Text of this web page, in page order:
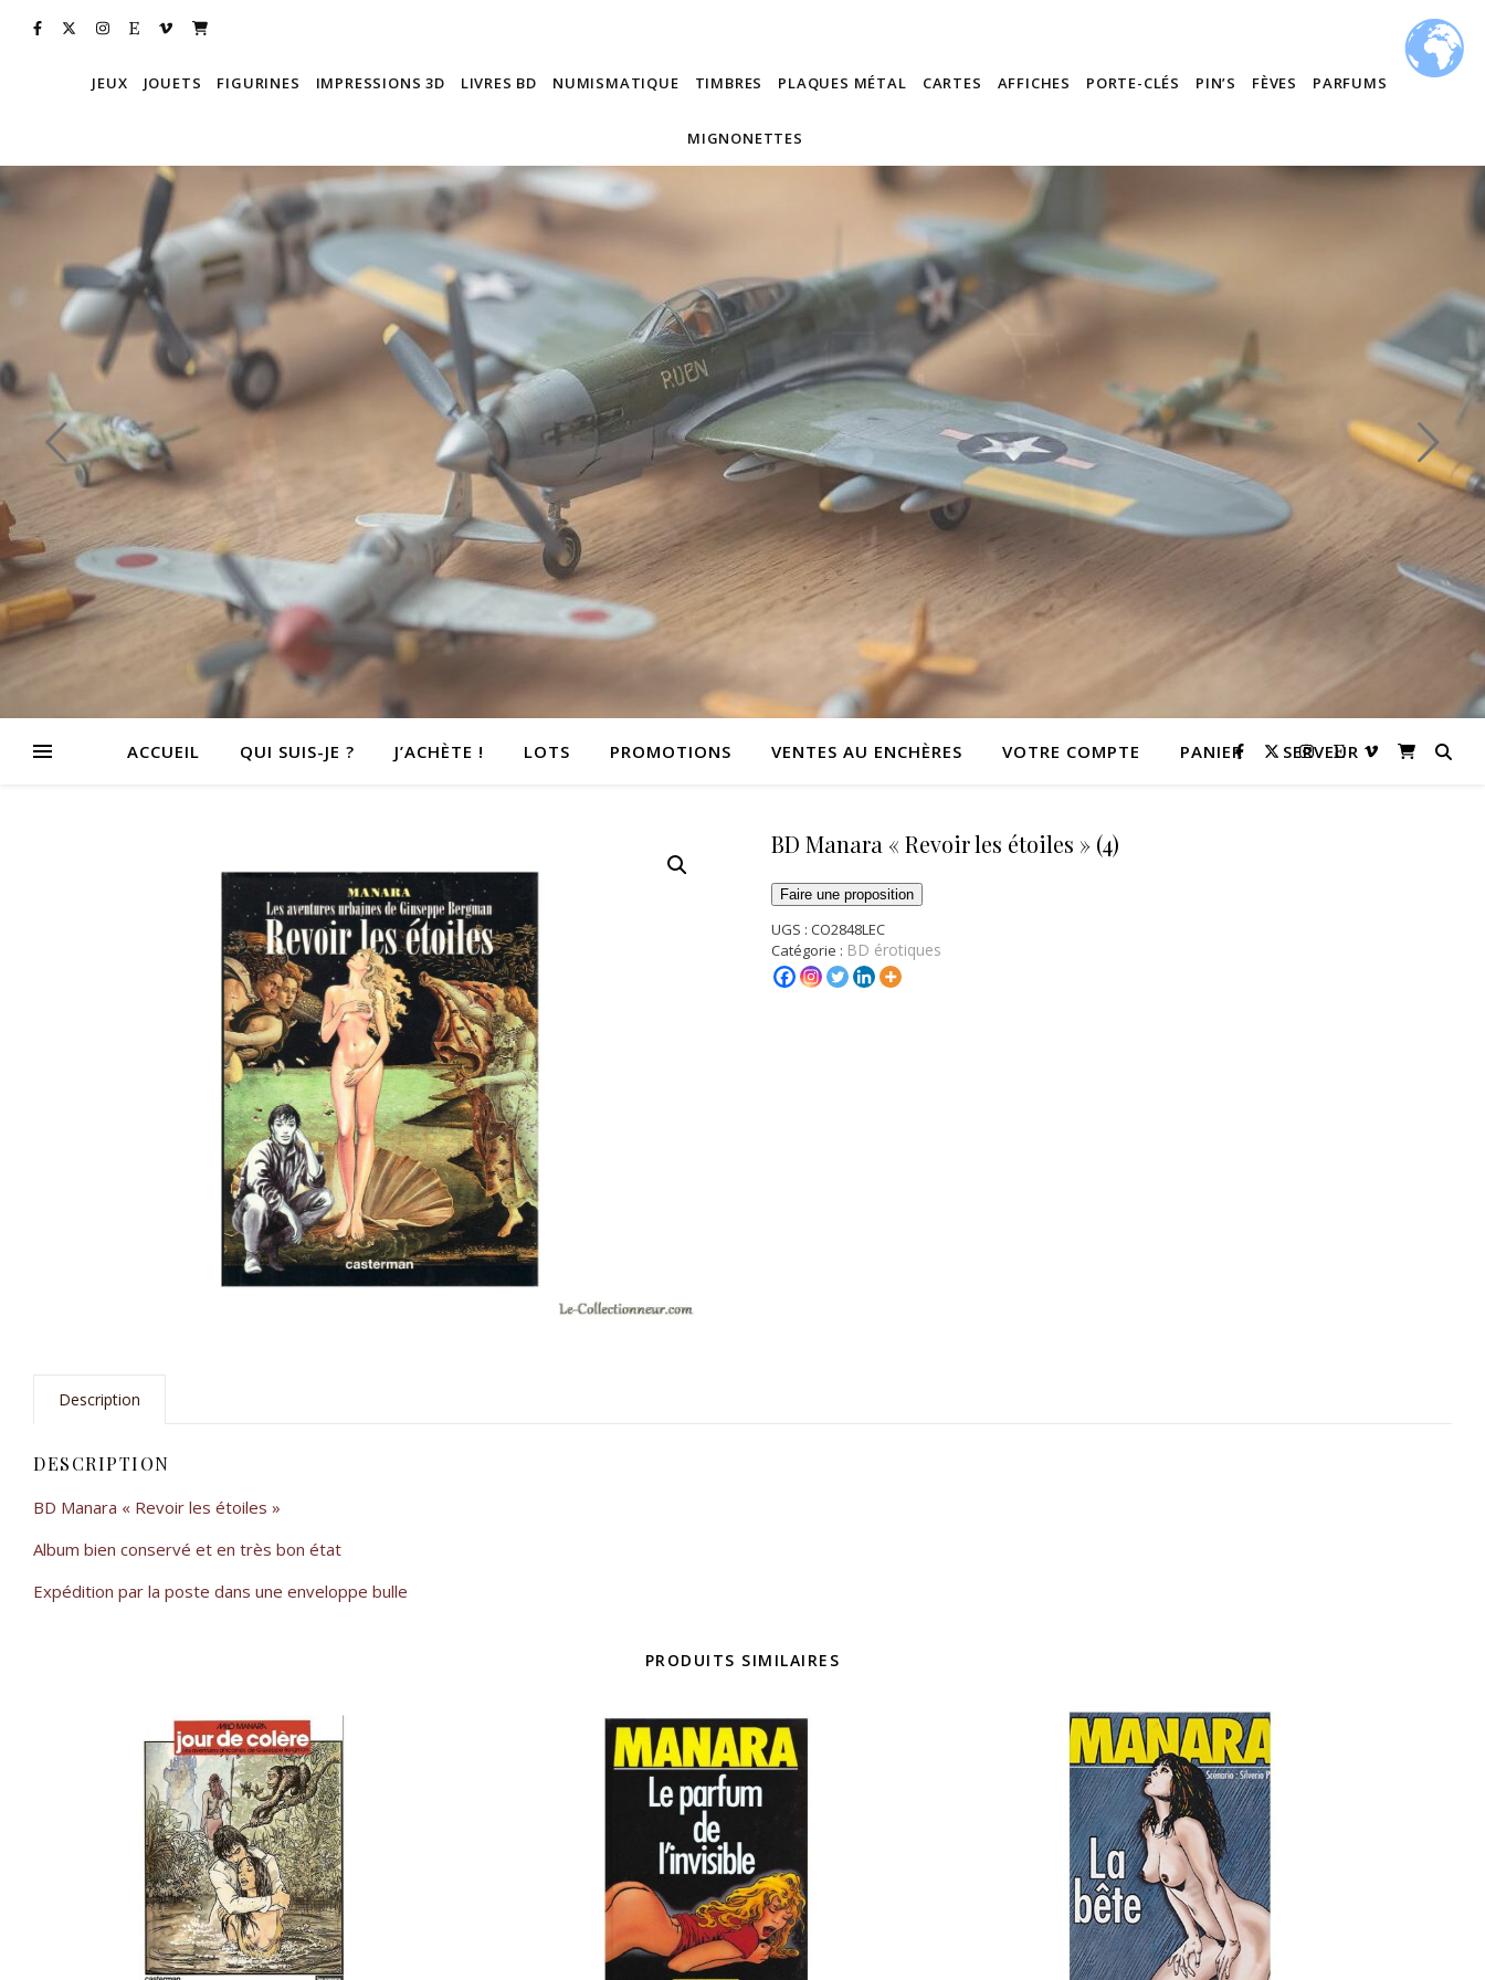
JEUX JOUETS FIGURINES IMPRESSIONS 3D LIVRES BD NUMISMATIQUE TIMBRES PLAQUES MÉTAL CARTES AFFICHES PORTE-CLÉS PIN’S FÈVES PARFUMS
MIGNONETTES
ACCUEIL QUI SUIS-JE ? J’ACHÈTE ! LOTS PROMOTIONS VENTES AU ENCHÈRES VOTRE COMPTE PANIER SERVEUR
BD Manara « Revoir les étoiles » (4)
Faire une proposition
UGS : CO2848LEC
Catégorie : BD érotiques
Description
DESCRIPTION
BD Manara « Revoir les étoiles »
Album bien conservé et en très bon état
Expédition par la poste dans une enveloppe bulle
PRODUITS SIMILAIRES